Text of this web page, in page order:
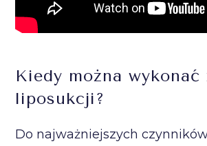
Kiedy można wykonać
liposukcji?
Do najważniejszych